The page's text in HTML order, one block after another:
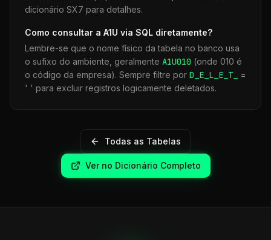
dicionário SX7 para detalhes.
Como consultar a A1U via SQL diretamente?
Lembre-se que o nome físico da tabela no banco usa
o sufixo do ambiente, geralmente A1U010 (onde 010 é
o código da empresa). Sempre filtre por D_E_L_E_T_
=
' ' para excluir registros logicamente deletados.
Todas as Tabelas
Ver no Dicionário Completo